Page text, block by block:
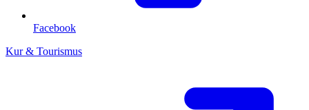
Facebook
Kur & Tourismus